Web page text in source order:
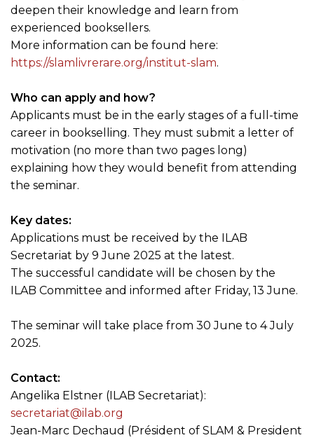
deepen their knowledge and learn from
experienced booksellers.
More information can be found here:
https://slamlivrerare.org/institut-slam.
Who can apply and how?
Applicants must be in the early stages of a full-time
career in bookselling. They must submit a letter of
motivation (no more than two pages long)
explaining how they would benefit from attending
the seminar.
Key dates:
Applications must be received by the ILAB
Secretariat by 9 June 2025 at the latest.
The successful candidate will be chosen by the
ILAB Committee and informed after Friday, 13 June.
The seminar will take place from 30 June to 4 July
2025.
Contact:
Angelika Elstner (ILAB Secretariat):
secretariat@ilab.org
Jean-Marc Dechaud (Président of SLAM & President